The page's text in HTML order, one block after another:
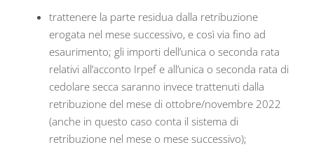
trattenere la parte residua dalla retribuzione
erogata nel mese successivo, e così via fino ad
esaurimento; gli importi dell’unica o seconda rata
relativi all’acconto Irpef e all’unica o seconda rata di
cedolare secca saranno invece trattenuti dalla
retribuzione del mese di ottobre/novembre 2022
(anche in questo caso conta il sistema di
retribuzione nel mese o mese successivo);